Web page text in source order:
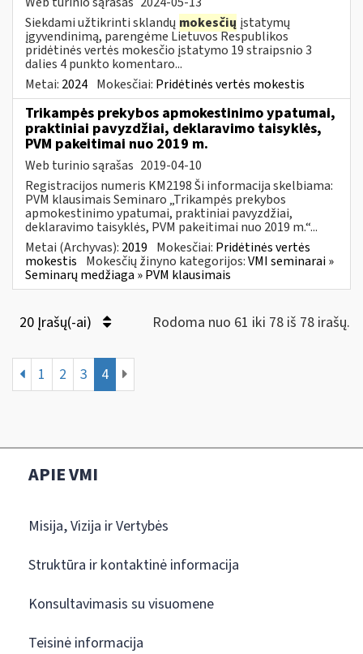
Siekdami užtikrinti sklandų mokesčių įstatymų
įgyvendinimą, parengėme Lietuvos Respublikos
pridėtinės vertės mokesčio įstatymo 19 straipsnio 3
dalies 4 punkto komentaro...
Metai: 2024 Mokesčiai: Pridėtinės vertės mokestis
Trikampės prekybos apmokestinimo ypatumai,
praktiniai pavyzdžiai, deklaravimo taisyklės,
PVM pakeitimai nuo 2019 m.
Web turinio sąrašas 2019-04-10
Registracijos numeris KM2198 Ši informacija skelbiama:
PVM klausimais Seminaro „Trikampės prekybos
apmokestinimo ypatumai, praktiniai pavyzdžiai,
deklaravimo taisyklės, PVM pakeitimai nuo 2019 m.“...
Metai (Archyvas): 2019 Mokesčiai: Pridėtinės vertės
mokestis Mokesčių žinyno kategorijos:VMI seminarai »
Seminarų medžiaga » PVM klausimais
20 Įrašų(-ai) Rodoma nuo 61 iki 78 iš 78 irašų.
1 2 3 4
APIE VMI
Misija, Vizija ir Vertybės
Struktūra ir kontaktinė informacija
Konsultavimasis su visuomene
Teisinė informacija